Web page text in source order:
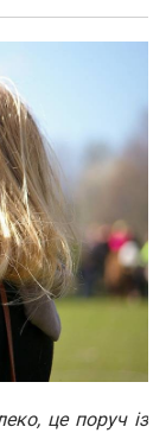
це поруч із